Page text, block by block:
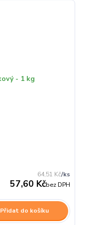
64,51 Kč/ks
57,60 Kčbez DPH
Přidat do košíku